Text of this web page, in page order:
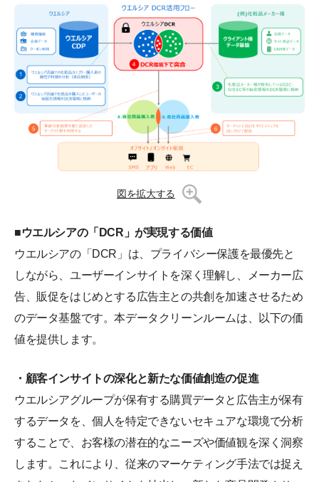
図を拡大する
■ウエルシアの「DCR」が実現する価値
ウエルシアの「DCR」は、プライバシー保護を最優先と
しながら、ユーザーインサイトを深く理解し、メーカー広
告、販促をはじめとする広告主との共創を加速させるため
のデータ基盤です。本データクリーンルームは、以下の価
値を提供します。
・顧客インサイトの深化と新たな価値創造の促進
ウエルシアグループが保有する購買データと広告主が保有
するデータを、個人を特定できないセキュアな環境で分析
することで、お客様の潜在的なニーズや価値観を深く洞察
します。これにより、従来のマーケティング手法では捉え